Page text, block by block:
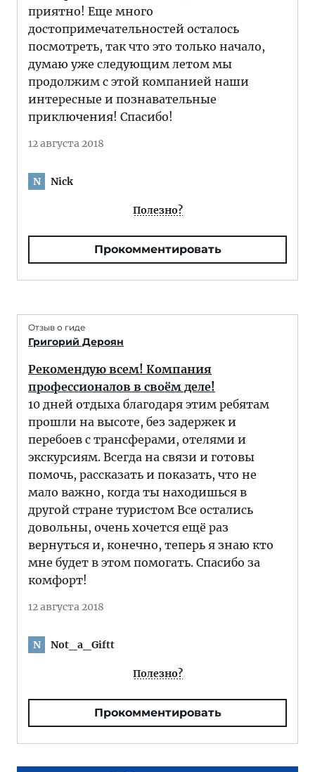
приятно! Еще много
достопримечательностей осталось
посмотреть, так что это только начало,
думаю уже следующим летом мы
продолжим с этой компанией наши
интересные и познавательные
приключения! Спасибо!
12 августа 2018
N Nick
Полезно?
Прокомментировать
Отзыв о гиде
Григорий Дероян
Рекомендую всем! Компания
профессионалов в своём деле!
10 дней отдыха благодаря этим ребятам
прошли на высоте, без задержек и
перебоев с трансферами, отелями и
экскурсиям. Всегда на связи и готовы
помочь, рассказать и показать, что не
мало важно, когда ты находишься в
другой стране туристом Все остались
довольны, очень хочется ещё раз
вернуться и, конечно, теперь я знаю кто
мне будет в этом помогать. Спасибо за
комфорт!
12 августа 2018
N Not_a_Giftt
Полезно?
Прокомментировать